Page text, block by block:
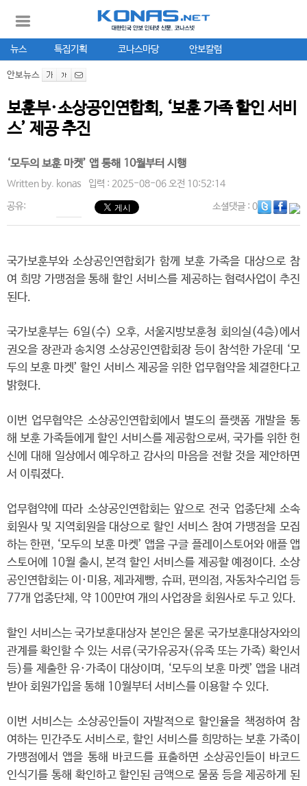
뉴스 특집기획 코나스마당 안보칼럼
안보뉴스
보훈부·소상공인연합회, ‘보훈 가족 할인 서비
스’ 제공 추진
‘모두의 보훈 마켓’ 앱 통해 10월부터 시행
Written by. konas 입력 : 2025-08-06 오전 10:52:14
공유: 소셜댓글: 0
국가보훈부와 소상공인연합회가 함께 보훈 가족을 대상으로 참
여 희망 가맹점을 통해 할인 서비스를 제공하는 협력사업이 추진
된다.
국가보훈부는 6일(수) 오후, 서울지방보훈청 회의실(4층)에서
권오을 장관과 송치영 소상공인연합회장 등이 참석한 가운데 ‘모
두의 보훈 마켓’ 할인 서비스 제공을 위한 업무협약을 체결한다고
밝혔다.
이번 업무협약은 소상공인연합회에서 별도의 플랫폼 개발을 통
해 보훈 가족들에게 할인 서비스를 제공함으로써, 국가를 위한 헌
신에 대해 일상에서 예우하고 감사의 마음을 전할 것을 제안하면
서 이뤄졌다.
업무협약에 따라 소상공인연합회는 앞으로 전국 업종단체 소속
회원사 및 지역회원을 대상으로 할인 서비스 참여 가맹점을 모집
하는 한편, ‘모두의 보훈 마켓’ 앱을 구글 플레이스토어와 애플 앱
스토어에 10월 출시, 본격 할인 서비스를 제공할 예정이다. 소상
공인연합회는 이·미용, 제과제빵, 슈퍼, 편의점, 자동차수리업 등
77개 업종단체, 약 100만여 개의 사업장을 회원사로 두고 있다.
할인 서비스는 국가보훈대상자 본인은 물론 국가보훈대상자와의
관계를 확인할 수 있는 서류(국가유공자(유족 또는 가족) 확인서
등)를 제출한 유·가족이 대상이며, ‘모두의 보훈 마켓’ 앱을 내려
받아 회원가입을 통해 10월부터 서비스를 이용할 수 있다.
이번 서비스는 소상공인들이 자발적으로 할인율을 책정하여 참
여하는 민간주도 서비스로, 할인 서비스를 희망하는 보훈 가족이
가맹점에서 앱을 통해 바코드를 표출하면 소상공인들이 바코드
인식기를 통해 확인하고 할인된 금액으로 물품 등을 제공하게 된